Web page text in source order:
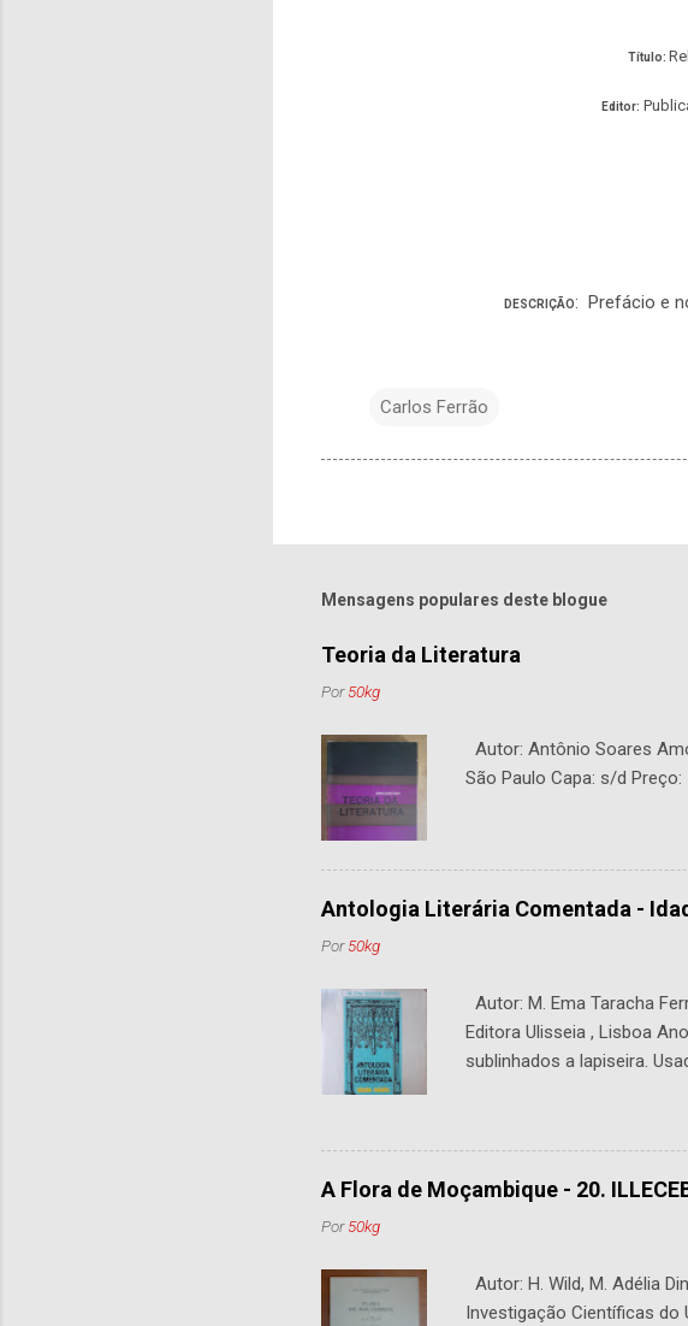
Título:
Editor:
DESCRIÇÃO: Prefácio e
Carlos Ferrão
Mensagens populares deste blogue
Teoria da Literatura
Por50kg
Autor: Antônio Soares
São Paulo Capa: s/d Preço:
Antologia Literária Comentada -
Por50kg
Autor: M. Ema Taracha
Editora Ulisseia , Lisboa
sublinhados a lapiseira.
A Flora de Moçambique - 20.
Por50kg
Autor: H. Wild, M. Adélia
Investigação Científicas do